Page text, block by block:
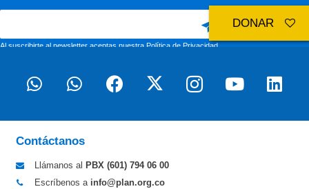
Al suscribirte al newsletter aceptas nuestraPolítica de Privacidad
Contáctanos
Llámanos al PBX (601) 794 06 00
Escríbenos a info@plan.org.co
DONAR